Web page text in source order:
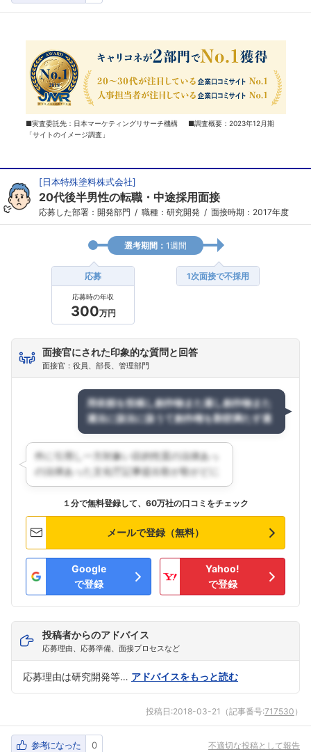
■実査委託先：日本マーケティングリサーチ機構 ■調査概要：2023年12月期
「サイトのイメージ調査」
[日本特殊塗料株式会社]
20代後半男性の転職・中途採用面接
応募した部署：開発部門 職種：研究開発 面接時期：2017年度
選考期間： 1週間
応募
応募時の年収
300万円
1次面接で不採用
面接官にされた印象的な質問と回答
面接官：役員、部長、管理部門
１分で無料登録して、60万社の口コミをチェック
メールで登録（無料）
Google
で登録
Yahoo!
で登録
投稿者からのアドバイス
応募理由、応募準備、面接プロセスなど
応募理由は研究開発等… アドバイスをもっと読む
投稿日:2018-03-21 （記事番号:717530 ）
参考になった 0 不適切な投稿として報告